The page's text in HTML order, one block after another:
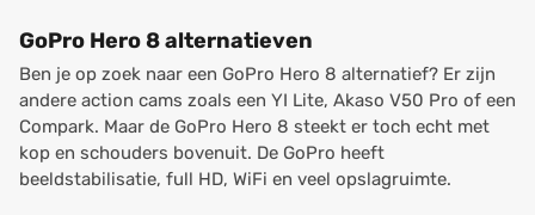
GoPro Hero 8 alternatieven
Ben je op zoek naar een GoPro Hero 8 alternatief? Er zijn
andere action cams zoals een YI Lite, Akaso V50 Pro of een
Compark. Maar de GoPro Hero 8 steekt er toch echt met
kop en schouders bovenuit. De GoPro heeft
beeldstabilisatie, full HD, WiFi en veel opslagruimte.